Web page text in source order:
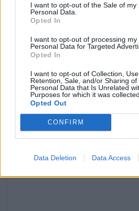
I want to opt-out of the Sale of my
Personal Data.
Opted In
I want to opt-out of processing my
Personal Data for Targeted
Opted In
I want to opt-out of Collection, Use,
Retention, Sale, and/or Sharing of
Personal Data that Is Unrelated
Purposes for which it was collected.
Opted Out
CONFIRM
Data Deletion Data Access
Le baiser passionné de Meghan
20 novembre 2025
Laisser un commentaire
Votre adresse e-mail ne sera pas publiée.
obligatoires sont indiqués avec
COMMENTAIRE*